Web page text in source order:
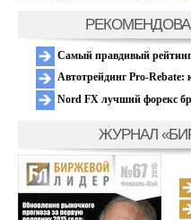
Самый правдивый
Автотрейдинг Pro-Rebate:
Nord FX лучший форекс
ЖУРНАЛ